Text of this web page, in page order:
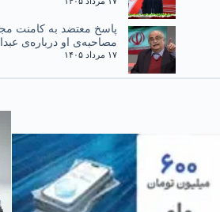
پاسخ معتضد به کامنت
مصاحبه‌ی او درباره‌ی
۱۷ مرداد ۱۴۰۵